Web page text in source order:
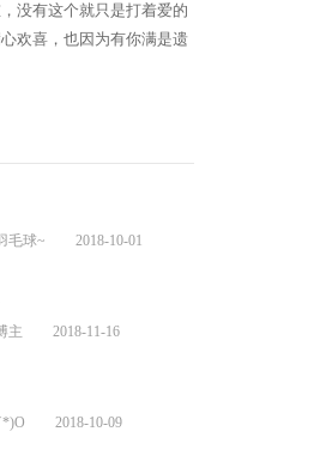
没有这个就只是打着爱的
欢喜，也因为有你满是遗
毛球~ 2018-10-01
主 2018-11-16
2018-10-09